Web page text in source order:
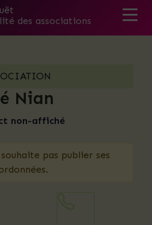
des associations
Nian
non-affiché
pas publier ses